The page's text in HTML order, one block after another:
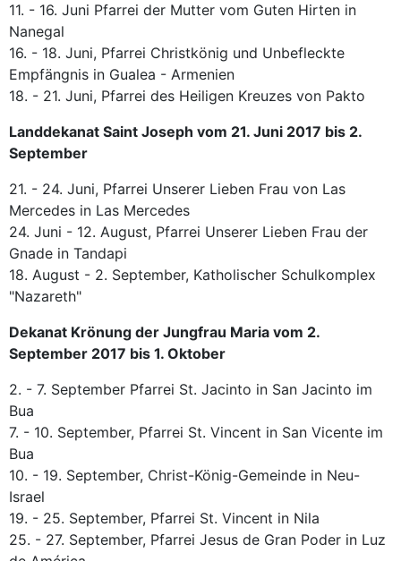
11. - 16. Juni Pfarrei der Mutter vom Guten Hirten in
Nanegal
16. - 18. Juni, Pfarrei Christkönig und Unbefleckte
Empfängnis in Gualea - Armenien
18. - 21. Juni, Pfarrei des Heiligen Kreuzes von Pakto
Landdekanat Saint Joseph vom 21. Juni 2017 bis 2.
September
21. - 24. Juni, Pfarrei Unserer Lieben Frau von Las
Mercedes in Las Mercedes
24. Juni - 12. August, Pfarrei Unserer Lieben Frau der
Gnade in Tandapi
18. August - 2. September, Katholischer Schulkomplex
"Nazareth"
Dekanat Krönung der Jungfrau Maria vom 2.
September 2017 bis 1. Oktober
2. - 7. September Pfarrei St. Jacinto in San Jacinto im
Bua
7. - 10. September, Pfarrei St. Vincent in San Vicente im
Bua
10. - 19. September, Christ-König-Gemeinde in Neu-
Israel
19. - 25. September, Pfarrei St. Vincent in Nila
25. - 27. September, Pfarrei Jesus de Gran Poder in Luz